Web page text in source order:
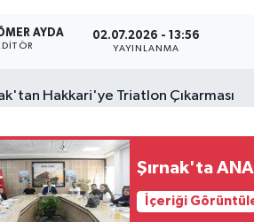
AYDA 02.07.2026 - 13:56
YAYINLANMA
Şırnak'ta
İçeriği